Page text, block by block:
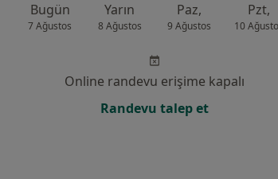
Bugün
7 Ağustos
Yarın
8 Ağustos
Paz,
9 Ağustos
Pzt,
10
Online randevu erişime kapalı
Randevu talep et